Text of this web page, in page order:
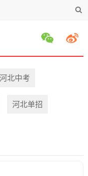
河北中考
河北单招